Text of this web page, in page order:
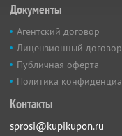
Документы
Агентский договор
Лицензионный договор
Публичная оферта
Политика
Контакты
sprosi@kupikupon.ru